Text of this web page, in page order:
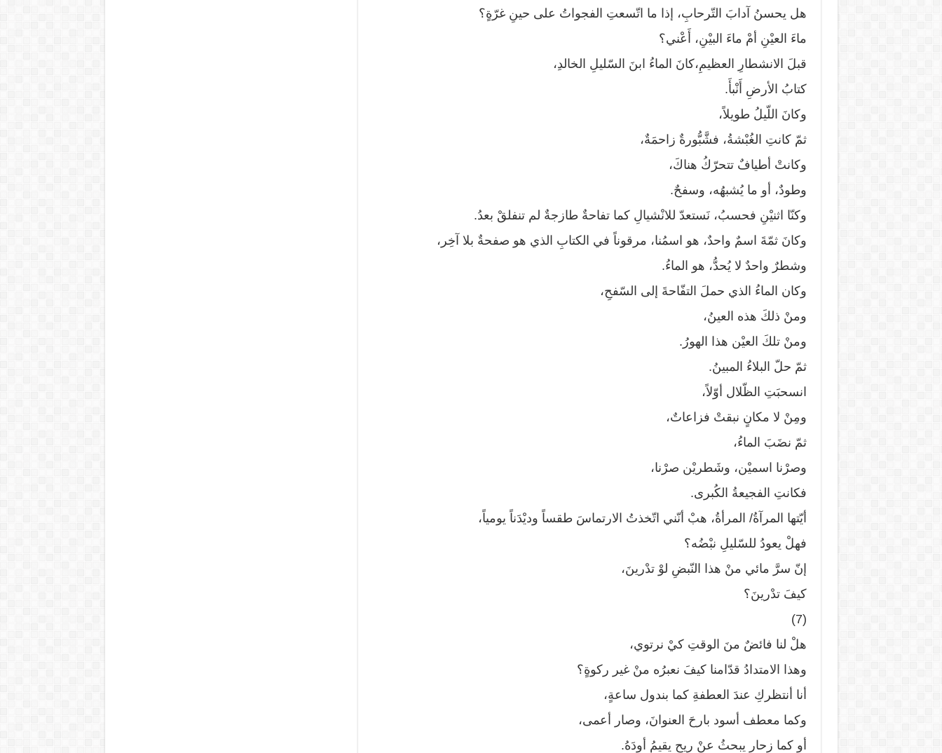
هل يحسنُ آدابَ التّرحابِ، إذا ما اتّسعتِ الفجواتُ على حينِ غرّةٍ؟
ماءَ العيْنِ أمْ ماءَ البيْنِ، أَعْني؟
قبلَ الانشطارِ العظيمِ،كانَ الماءُ ابنَ السّليلِ الخالدِ،
كتابُ الأرضِ أَنْبأَ.
وكانَ اللّيلُ طويلاً،
ثمّ كانتِ الغُبْشةُ، فشَّبُّورةٌ زاحمَةٌ،
وكانتْ أطيافٌ تتحرّكُ هناكَ،
وطودٌ، أو ما يُشبهُه، وسفحٌ.
وكنّا اثنيْنِ فحسبُ، نَستعدّ للانْشيالِ كما تفاحةٌ طازجةٌ لم تنفلقْ بعدُ.
وكانَ ثمّةَ اسمٌ واحدٌ، هو اسمُنا، مرقوناً في الكتابِ الذي هو صفحةٌ بلا آخِر،
وشطرٌ واحدٌ لا يُحدُّ، هو الماءُ.
وكان الماءُ الذي حملَ التفّاحةَ إلى السّفحِ،
ومنْ ذلكَ هذه العينُ،
ومنْ تلكَ العيْن هذا الهورُ.
ثمّ حلّ البلاءُ المبينُ.
انسحبَتِ الظّلال أوّلاً،
ومِنْ لا مكانٍ نبقتْ فزاعاتٌ،
ثمّ نضَبَ الماءُ،
وصرْنا اسميْن، وشَطريْن صرْنا،
فكانتِ الفجيعةُ الكُبرى.
أيّتها المرآةُ/ المرأةُ، هبْ أنّني اتّخذتُ الارتماسَ طقساً وديْدَناً يومياً،
فهلْ يعودُ للسّليلِ نبْضُه؟
إنّ سرَّ مائي منْ هذا النّبضِ لوْ تدْرينَ،
كيفَ تدْرينَ؟
(7)
هلْ لنا فائضٌ منَ الوقتِ كيْ نرتوي،
وهذا الامتدادُ قدّامنا كيفَ نعبرُه منْ غير ركوةٍ؟
أنا أنتظركِ عندَ العطفةِ كما بندول ساعةٍ،
وكما معطف أسود بارحَ العنوانَ، وصار أعمى،
أو كما زحار يبحثُ عنْ ريحٍ يقيمُ أودَهُ.